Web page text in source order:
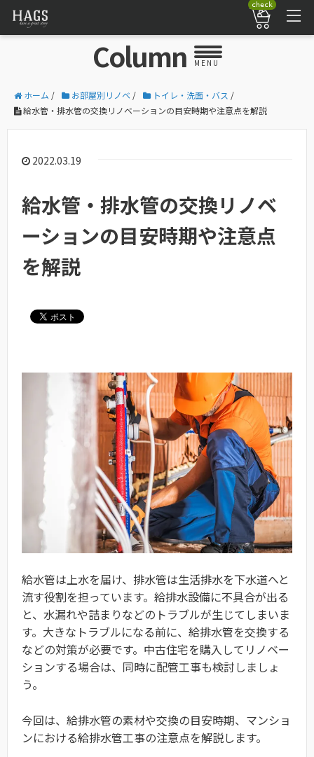
check
Column MENU
ホーム / お部屋別リノベ / トイレ・洗面・バス /
給水管・排水管の交換リノベーションの目安時期や注意点を解説
2022.03.19
給水管・排水管の交換リノベ
ーションの目安時期や注意点
を解説
給水管は上水を届け、排水管は生活排水を下水道へと
流す役割を担っています。給排水設備に不具合が出る
と、水漏れや詰まりなどのトラブルが生じてしまいま
す。大きなトラブルになる前に、給排水管を交換する
などの対策が必要です。中古住宅を購入してリノベー
ションする場合は、同時に配管工事も検討しましょ
う。
今回は、給排水管の素材や交換の目安時期、マンショ
ンにおける給排水管工事の注意点を解説します。